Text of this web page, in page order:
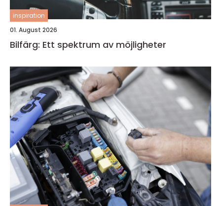
inspiration
01. August 2026
Bilfärg: Ett spektrum av möjligheter